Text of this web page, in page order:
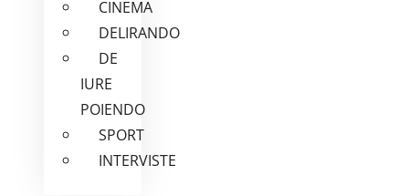
CINEMA
DELIRANDO
DE
IURE
POIENDO
SPORT
INTERVISTE